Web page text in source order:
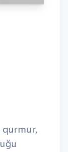
qurmur,